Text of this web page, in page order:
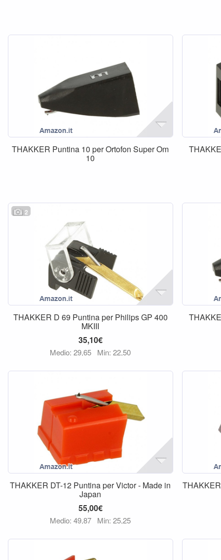
THAKKER Puntina 10 per Ortofon Super Om
10
2
THAKKER D 69 Puntina per Philips GP 400
MKIII
35,10€
Medio: 29,65 Min: 22,50
THAKKER DT-12 Puntina per Victor - Made in
Japan
55,00€
Medio: 49,87 Min: 25,25